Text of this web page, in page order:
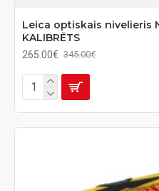
Leica optiskais nivelieris
KALIBRĒTS
265.00€ 345.00€